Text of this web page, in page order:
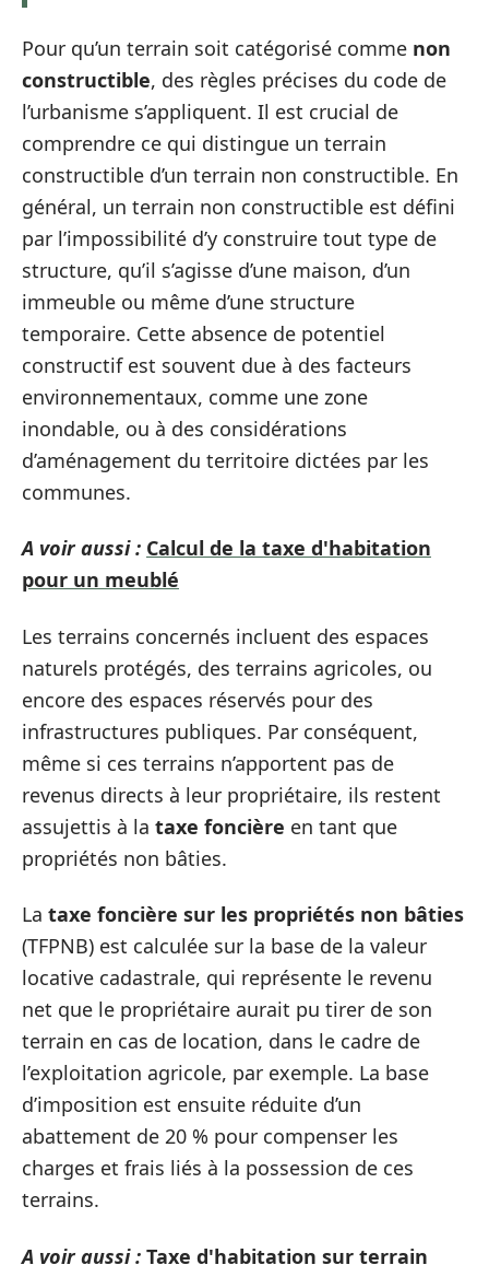
Pour qu’un terrain soit catégorisé comme non
constructible, des règles précises du code de
l’urbanisme s’appliquent. Il est crucial de
comprendre ce qui distingue un terrain
constructible d’un terrain non constructible. En
général, un terrain non constructible est défini
par l’impossibilité d’y construire tout type de
structure, qu’il s’agisse d’une maison, d’un
immeuble ou même d’une structure
temporaire. Cette absence de potentiel
constructif est souvent due à des facteurs
environnementaux, comme une zone
inondable, ou à des considérations
d’aménagement du territoire dictées par les
communes.
A voir aussi : Calcul de la taxe d'habitation
pour un meublé
Les terrains concernés incluent des espaces
naturels protégés, des terrains agricoles, ou
encore des espaces réservés pour des
infrastructures publiques. Par conséquent,
même si ces terrains n’apportent pas de
revenus directs à leur propriétaire, ils restent
assujettis à la taxe foncière en tant que
propriétés non bâties.
La taxe foncière sur les propriétés non bâties
(TFPNB) est calculée sur la base de la valeur
locative cadastrale, qui représente le revenu
net que le propriétaire aurait pu tirer de son
terrain en cas de location, dans le cadre de
l’exploitation agricole, par exemple. La base
d’imposition est ensuite réduite d’un
abattement de 20 % pour compenser les
charges et frais liés à la possession de ces
terrains.
A voir aussi : Taxe d'habitation sur terrain